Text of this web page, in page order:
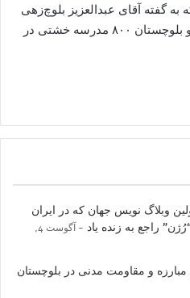
گفته آقای عبدالعزیز بلوچ‌زهی
رئیس شورای اسلامی سیستان و بلوچستان ۸۰۰ مدرسه خشتی در
وبلاگ نویس جهان که در ایران
راجع به زنده یاد
آگوست 4,
مبارزه و مقاومت مدنی در بلوچستان